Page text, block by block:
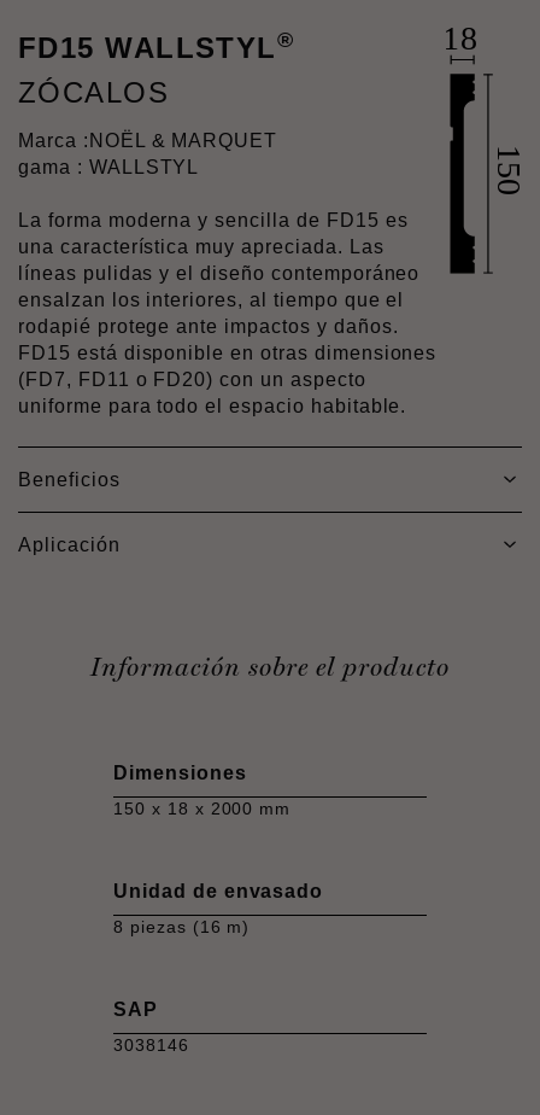
FD15 WALLSTYL®
ZÓCALOS
Marca : NOËL & MARQUET
gama : WALLSTYL
La forma moderna y sencilla de FD15 es
una característica muy apreciada. Las
líneas pulidas y el diseño contemporáneo
ensalzan los interiores, al tiempo que el
rodapié protege ante impactos y daños.
FD15 está disponible en otras dimensiones
(FD7, FD11 o FD20) con un aspecto
uniforme para todo el espacio habitable.
Beneficios
Aplicación
Información sobre el producto
Dimensiones
150 x 18 x 2000 mm
Unidad de envasado
8 piezas (16 m)
SAP
3038146